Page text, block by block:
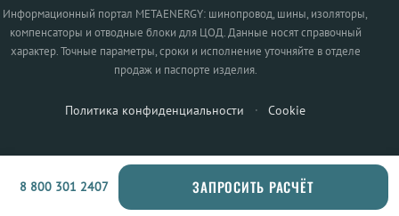
Информационный портал METAENERGY: шинопровод, шины, изоляторы,
компенсаторы и отводные блоки для ЦОД. Данные носят справочный
характер. Точные параметры, сроки и исполнение уточняйте в отделе
продаж и паспорте изделия.
Политика конфиденциальности · Cookie
8 800 301 2407 ЗАПРОСИТЬ РАСЧЁТ